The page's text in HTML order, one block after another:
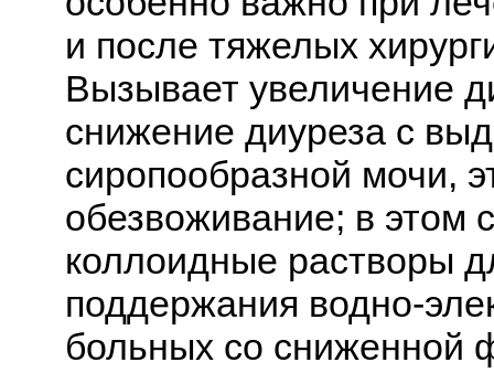
и после тяжелых
Вызывает увеличение
снижение диуреза с
сиропообразной мочи,
обезвоживание; в этом
коллоидные растворы
поддержания водно-
больных со сниженной